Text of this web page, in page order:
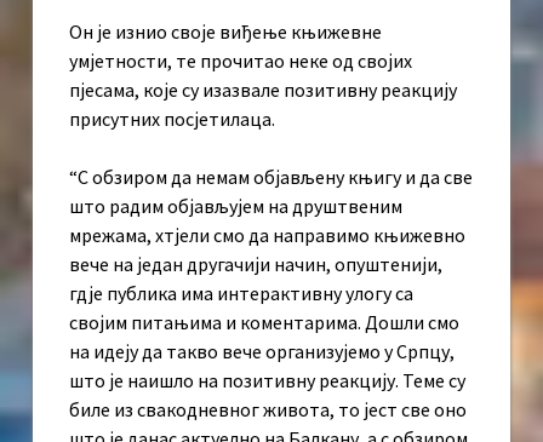
Он је изнио своје виђење књижевне
умјетности, те прочитао неке од својих
пјесама, које су изазвале позитивну реакцију
присутних посјетилаца.
“С обзиром да немам објављену књигу и да све
што радим објављујем на друштвеним
мрежама, хтјели смо да направимо књижевно
вече на један другачији начин, опуштенији,
гдје публика има интерактивну улогу са
својим питањима и коментарима. Дошли смо
на идеју да такво вече организујемо у Српцу,
што је наишло на позитивну реакцију. Теме су
биле из свакодневног живота, то јест све оно